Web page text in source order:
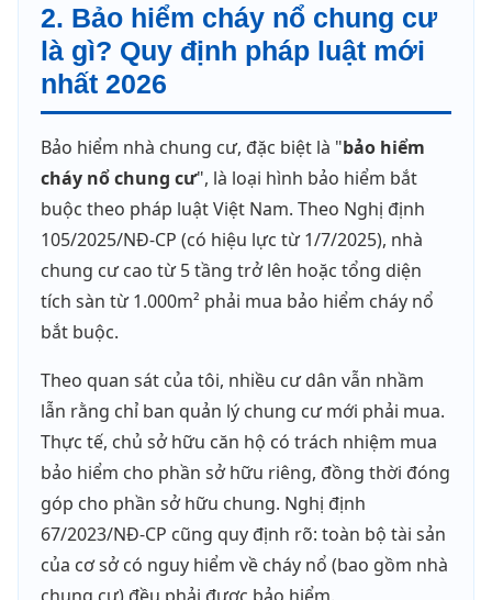
2. Bảo hiểm cháy nổ chung cư
là gì? Quy định pháp luật mới
nhất 2026
Bảo hiểm nhà chung cư, đặc biệt là "bảo hiểm
cháy nổ chung cư", là loại hình bảo hiểm bắt
buộc theo pháp luật Việt Nam. Theo Nghị định
105/2025/NĐ-CP (có hiệu lực từ 1/7/2025), nhà
chung cư cao từ 5 tầng trở lên hoặc tổng diện
tích sàn từ 1.000m² phải mua bảo hiểm cháy nổ
bắt buộc.
Theo quan sát của tôi, nhiều cư dân vẫn nhầm
lẫn rằng chỉ ban quản lý chung cư mới phải mua.
Thực tế, chủ sở hữu căn hộ có trách nhiệm mua
bảo hiểm cho phần sở hữu riêng, đồng thời đóng
góp cho phần sở hữu chung. Nghị định
67/2023/NĐ-CP cũng quy định rõ: toàn bộ tài sản
của cơ sở có nguy hiểm về cháy nổ (bao gồm nhà